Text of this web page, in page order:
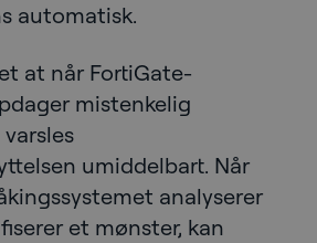
automatisk.
at når FortiGate-
mistenkelig
umiddelbart. Når
analyserer
et mønster, kan